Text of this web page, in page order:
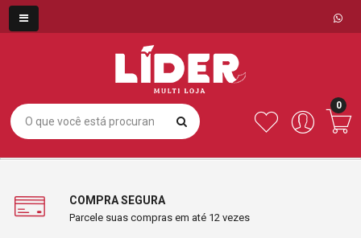
0
COMPRA SEGURA
Parcele suas compras em até 12 vezes